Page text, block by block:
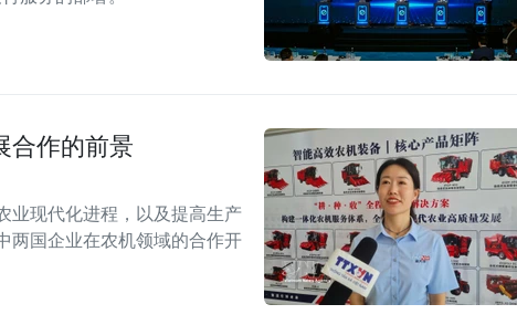
合作的前景
业现代化进程，以及提高生产
两国企业在农机领域的合作开